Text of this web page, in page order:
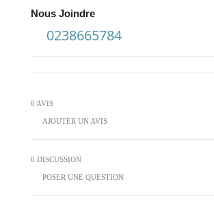
Nous Joindre
0238665784
0 AVIS
AJOUTER UN AVIS
0 DISCUSSION
POSER UNE QUESTION